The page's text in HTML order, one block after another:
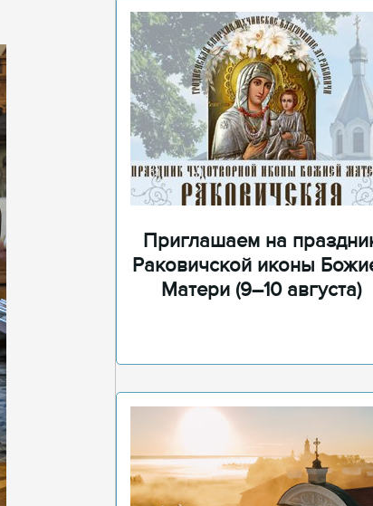
Приглашаем на
Раковичской иконы
Матери (9–10 августа)